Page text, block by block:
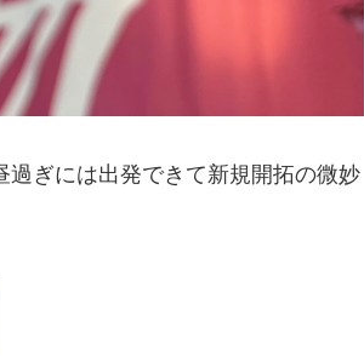
ぎには出発できて新規開拓の微妙